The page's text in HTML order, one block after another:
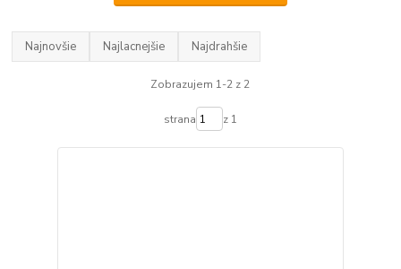
Najnovšie Najlacnejšie Najdrahšie
Zobrazujem 1-2 z 2
strana z 1